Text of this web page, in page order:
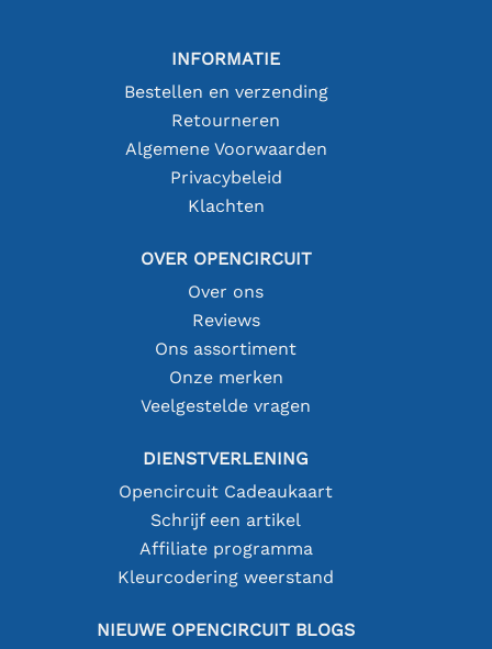
INFORMATIE
Bestellen en verzending
Retourneren
Algemene Voorwaarden
Privacybeleid
Klachten
OVER OPENCIRCUIT
Over ons
Reviews
Ons assortiment
Onze merken
Veelgestelde vragen
DIENSTVERLENING
Opencircuit Cadeaukaart
Schrijf een artikel
Affiliate programma
Kleurcodering weerstand
NIEUWE OPENCIRCUIT BLOGS